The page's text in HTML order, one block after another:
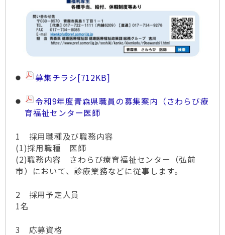
募集チラシ[712KB]
令和9年度青森県職員の募集案内（さわらび療
育福祉センター医師
1 採用職種及び職務内容
(1)採用職種 医師
(2)職務内容 さわらび療育福祉センター（弘前
市）において、診療業務などに従事します。
2 採用予定人員
1名
3 応募資格